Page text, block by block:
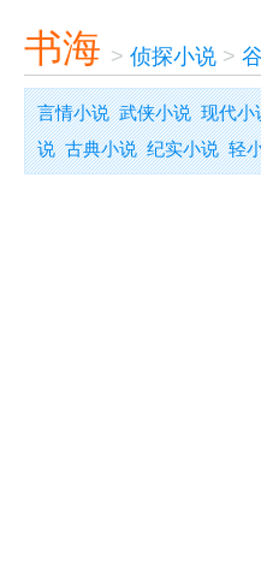
书海 > 侦探小说 >
言情小说 武侠小说 现代小
说 古典小说 纪实小说 轻